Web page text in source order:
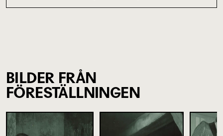
BILDER FRÅN
FÖRESTÄLLNINGEN